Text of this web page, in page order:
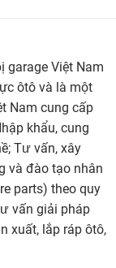
garage Việt Nam
ôtô và là một
Nam cung cấp
khẩu, cung
Tư vấn, xây
và đào tạo nhân
parts) theo quy
vấn giải pháp
xuất, lắp ráp ôtô,